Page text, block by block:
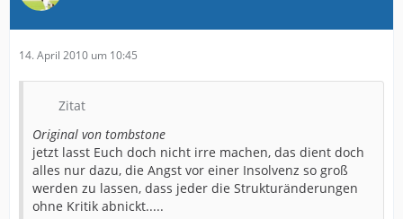
14. April 2010 um 10:45
Zitat
Original von tombstone
jetzt lasst Euch doch nicht irre machen, das dient doch
alles nur dazu, die Angst vor einer Insolvenz so groß
werden zu lassen, dass jeder die Strukturänderungen
ohne Kritik abnickt.....